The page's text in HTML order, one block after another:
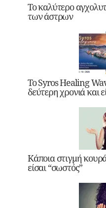
Το καλύτερο
των άστρων
Το Syros Healing
δεύτερη χρονιά και
Κάποια στιγμή
είσαι “σωστός”